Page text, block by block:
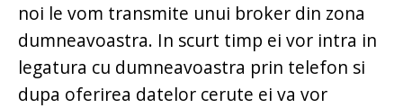
noi le vom transmite unui broker din zona
dumneavoastra. In scurt timp ei vor intra in
legatura cu dumneavoastra prin telefon si
dupa oferirea datelor cerute ei va vor